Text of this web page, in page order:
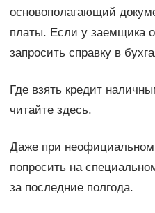
основополагающий
платы. Если у заемщика
запросить справку в
Где взять кредит
читайте здесь.
Даже при неофициальном
попросить на
за последние полгода.